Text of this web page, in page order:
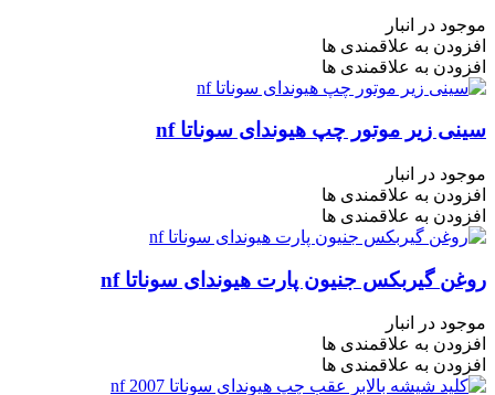
موجود در انبار
افزودن به علاقمندی ها
افزودن به علاقمندی ها
سینی زیر موتور چپ هیوندای سوناتا nf
موجود در انبار
افزودن به علاقمندی ها
افزودن به علاقمندی ها
روغن گیربکس جنیون پارت هیوندای سوناتا nf
موجود در انبار
افزودن به علاقمندی ها
افزودن به علاقمندی ها